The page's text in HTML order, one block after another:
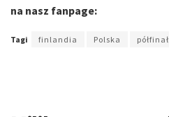
na nasz fanpage:
Tagi finlandia Polska półfinał